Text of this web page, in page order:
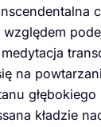
na
kładzie